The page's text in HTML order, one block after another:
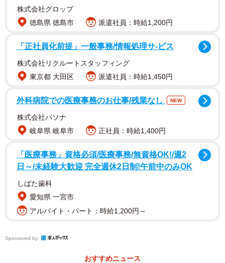
描くキャラクターからは、繊細さを感じる
株式会社グロップ
徳島県 徳島市
派遣社員：時給1,200円
「正社員化前提」一般事務/情報処理サ-ビス
株式会社リクルートスタッフィング
東京都 大田区
派遣社員：時給1,450円
外科病院での医療事務のお仕事/残業なし NEW
株式会社パソナ
岐阜県 岐阜市
正社員：時給1,400円
「医療事務」資格必須/医療事務/無資格OK!/週2
日～/未経験大歓迎 完全週休2日制!午前中のみOK
しばた歯科
愛知県 一宮市
アルバイト・パート：時給1,200円～
Sponsored by
おすすめニュース